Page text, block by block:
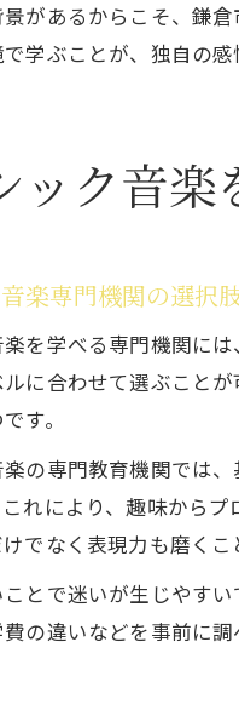
景があるからこそ、鎌
学ぶことが、独自の
ック音
楽専門機関の選択
を学べる専門機関に
に合わせて選ぶこと
す。
の専門教育機関では
れにより、趣味から
でなく表現力も磨くこ
とで迷いが生じやす
の違いなどを事前に